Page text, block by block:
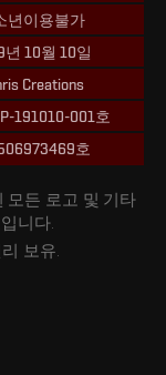
년이용불가
년 10월 10일
Creations
191010-001호
호
모든 로고 및 기타
니다.
보유.